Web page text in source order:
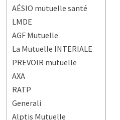
AÉSIO mutuelle santé
LMDE
AGF Mutuelle
La Mutuelle INTERIALE
PREVOIR mutuelle
AXA
RATP
Generali
Alptis Mutuelle